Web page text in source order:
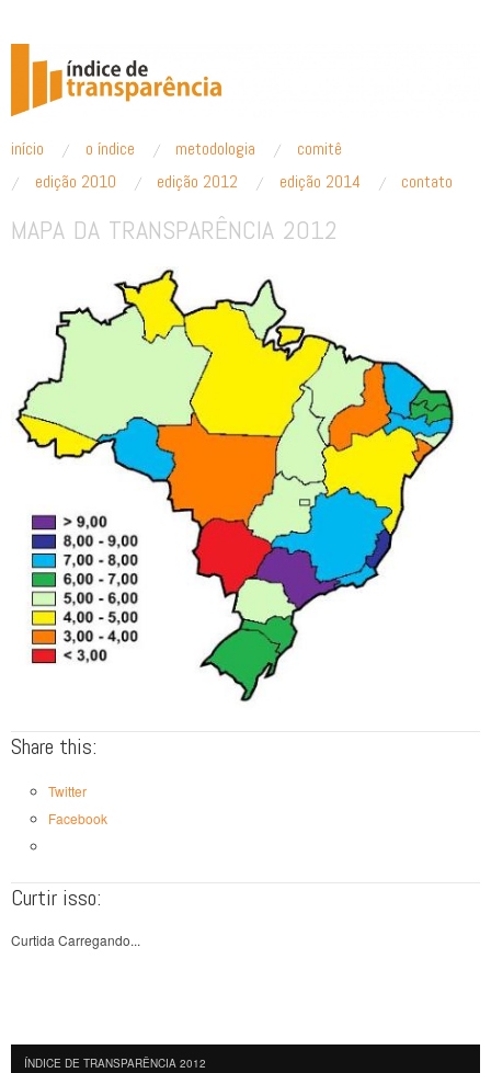
ÍNDICE DE TRANSPARÊNCIA
Menu principal
pular para o conteúdo
início o índice metodologia
comitê
edição 2010
edição 2012 edição 2014 contato
MAPA DA TRANSPARÊNCIA 2012
Share this:
Twitter
Facebook
Curtir isso:
Curtida Carregando...
ÍNDICE DE TRANSPARÊNCIA 2012